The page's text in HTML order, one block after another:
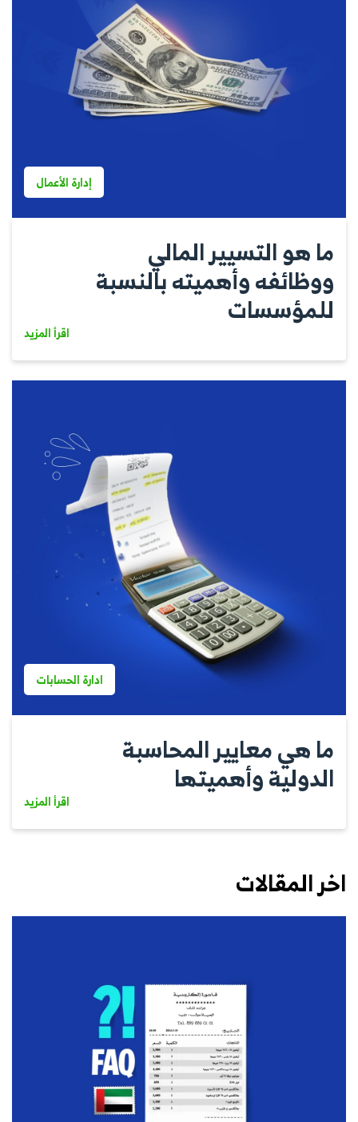
إدارة الأعمال
ما هو التسيير المالي
ووظائفه وأهميته بالنسبة
للمؤسسات
اقرأ المزيد
ادارة الحسابات
ما هي معايير المحاسبة
الدولية وأهميتها
اقرأ المزيد
اخر المقالات